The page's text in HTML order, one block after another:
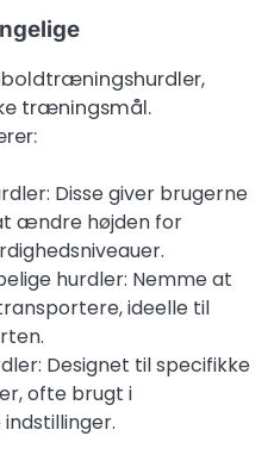
træningsmål.
Disse giver brugerne
ændre højden for
hurdler: Nemme at
ideelle til
Designet til specifikke
ofte brugt i